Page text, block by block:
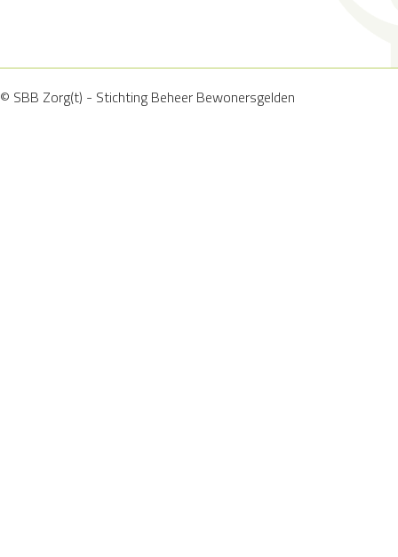
© SBB Zorg(t) - Stichting Beheer Bewonersgelden